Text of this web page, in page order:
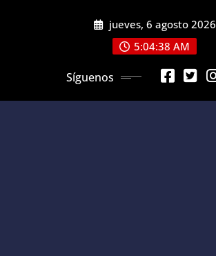
jueves, 6 agosto 2026
5:04:38 AM
Síguenos